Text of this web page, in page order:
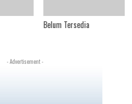
Belum Tersedia
- Advertisement -